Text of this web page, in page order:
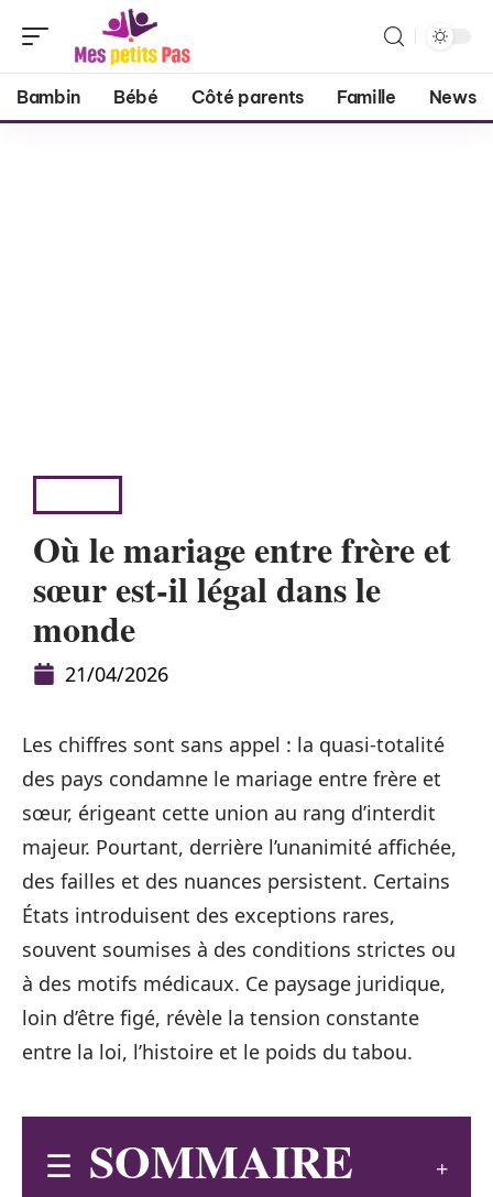
Bambin Bébé Côté parents Famille News
Où le mariage entre frère et
sœur est-il légal dans le
monde
21/04/2026
Les chiffres sont sans appel : la quasi-totalité
des pays condamne le mariage entre frère et
sœur, érigeant cette union au rang d’interdit
majeur. Pourtant, derrière l’unanimité affichée,
des failles et des nuances persistent. Certains
États introduisent des exceptions rares,
souvent soumises à des conditions strictes ou
à des motifs médicaux. Ce paysage juridique,
loin d’être figé, révèle la tension constante
entre la loi, l’histoire et le poids du tabou.
SOMMAIRE